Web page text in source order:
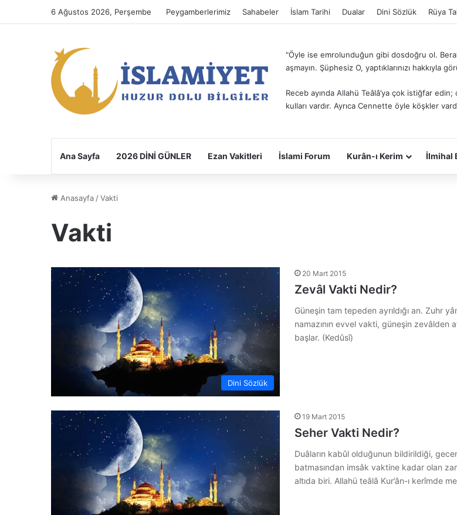
6 Ağustos 2026, Perşembe Peygamberlerimiz Sahabeler İslam Tarihi Dualar Dini Sözlük Rüya
"Öyle ise emrolunduğun gibi dosdoğru ol.
aşmayın. Şüphesiz O, yaptıklarınızı hakkıyla
Receb ayında Allahü Teâlâ’ya çok istiğfar
kulları vardır. Ayrıca Cennette öyle köşkler
Ana Sayfa 2026 DİNİ GÜNLER Ezan Vakitleri İslami Forum Kurân-ı Kerim İlmihal
Anasayfa /Vakti
Vakti
Dini Sözlük
20 Mart 2015
Zevâl Vakti Nedir?
Güneşin tam tepeden ayrıldığı an. Zuhr
namazının evvel vakti, güneşin zevâlden
başlar. (Kedûsî)
19 Mart 2015
Seher Vakti Nedir?
Duâların kabûl olduğunun bildirildiği,
batmasından imsâk vaktine kadar olan
altıda biri. Allahü teâlâ Kur’ân-ı kerîmde